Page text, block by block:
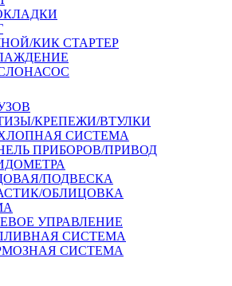
КИК СТАРТЕР
КРЕПЕЖИ/ВТУЛКИ
СИСТЕМА
ПРИБОРОВ/ПРИВОД
ПОДВЕСКА
ОБЛИЦОВКА
УПРАВЛЕНИЕ
СИСТЕМА
СИСТЕМА